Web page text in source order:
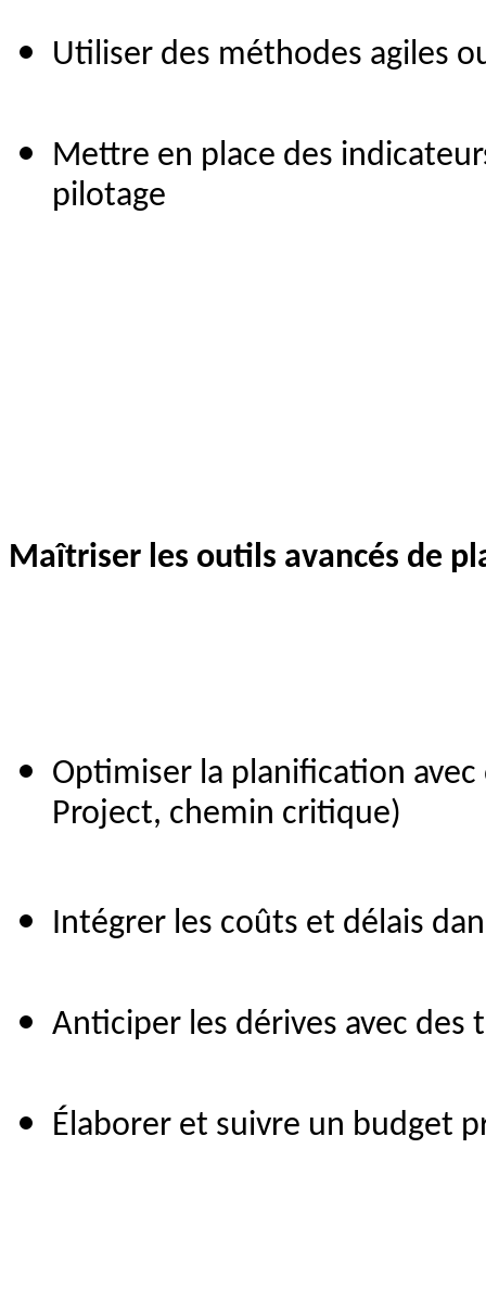
Utiliser des méthodes agiles
Mettre en place des
pilotage
Maîtriser les outils avancés de
Optimiser la planification
Project, chemin critique)
Intégrer les coûts et délais
Anticiper les dérives avec
Élaborer et suivre un budget